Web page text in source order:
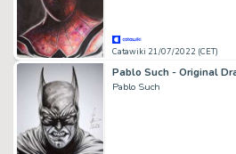
Catawiki 21/07/2022 (CET)
Pablo Such